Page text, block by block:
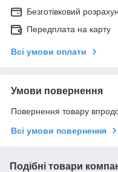
Безготівковий
Передплата на карту
Всі умови оплати
Умови повернення
Повернення товару
Всі умови повернення
Подібні товари